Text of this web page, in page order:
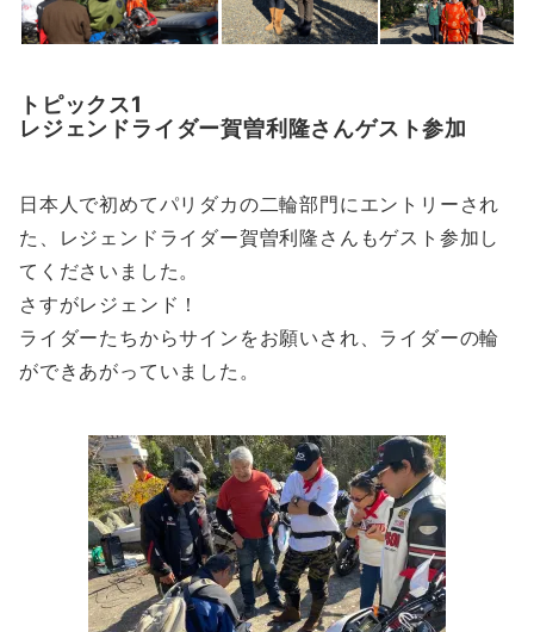
トピックス1
レジェンドライダー賀曽利隆さんゲスト参加
日本人で初めてパリダカの二輪部門にエントリーされ
た、レジェンドライダー賀曽利隆さんもゲスト参加し
てくださいました。
さすがレジェンド！
ライダーたちからサインをお願いされ、ライダーの輪
ができあがっていました。